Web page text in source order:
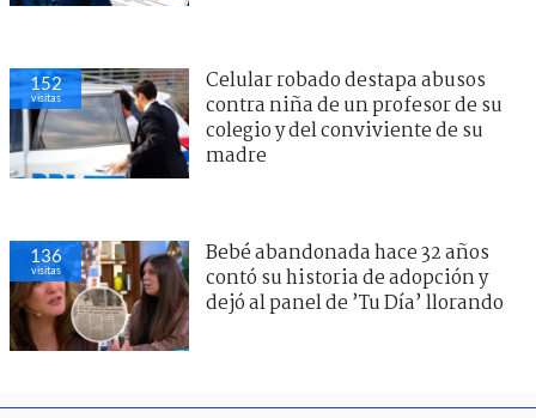
152
visitas
Celular robado destapa abusos
contra niña de un profesor de su
colegio y del conviviente de su
madre
136
visitas
Bebé abandonada hace 32 años
contó su historia de adopción y
dejó al panel de ’Tu Día’ llorando